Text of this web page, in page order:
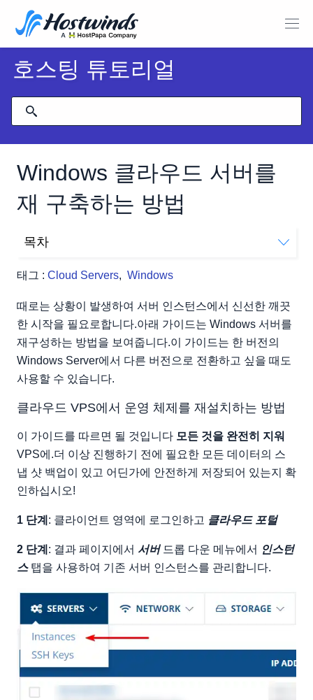
호스팅 튜토리얼
Windows 클라우드 서버를
재 구축하는 방법
태그 : Cloud Servers, Windows
목차
때로는 상황이 발생하여 서버 인스턴스에서 신선한 깨끗
한 시작을 필요로합니다.아래 가이드는 Windows 서버를
재구성하는 방법을 보여줍니다.이 가이드는 한 버전의
Windows Server에서 다른 버전으로 전환하고 싶을 때도
사용할 수 있습니다.
클라우드 VPS에서 운영 체제를 재설치하는 방법
이 가이드를 따르면 될 것입니다 모든 것을 완전히 지워
VPS에.더 이상 진행하기 전에 필요한 모든 데이터의 스
냅 샷 백업이 있고 어딘가에 안전하게 저장되어 있는지 확
인하십시오!
1 단계 : 클라이언트 영역에 로그인하고 클라우드 포털
2 단계 : 결과 페이지에서 서버드롭 다운 메뉴에서 인스턴
스탭을 사용하여 기존 서버 인스턴스를 관리합니다.